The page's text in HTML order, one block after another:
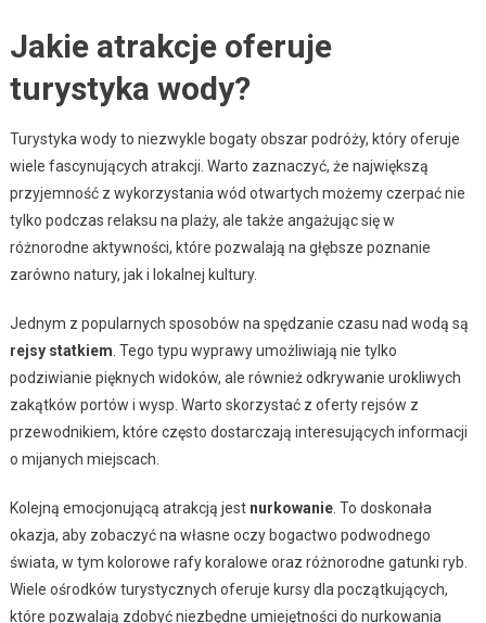
Jakie atrakcje oferuje
turystyka wody?
Turystyka wody to niezwykle bogaty obszar podróży, który oferuje
wiele fascynujących atrakcji. Warto zaznaczyć, że największą
przyjemność z wykorzystania wód otwartych możemy czerpać nie
tylko podczas relaksu na plaży, ale także angażując się w
różnorodne aktywności, które pozwalają na głębsze poznanie
zarówno natury, jak i lokalnej kultury.
Jednym z popularnych sposobów na spędzanie czasu nad wodą są
rejsy statkiem. Tego typu wyprawy umożliwiają nie tylko
podziwianie pięknych widoków, ale również odkrywanie urokliwych
zakątków portów i wysp. Warto skorzystać z oferty rejsów z
przewodnikiem, które często dostarczają interesujących informacji
o mijanych miejscach.
Kolejną emocjonującą atrakcją jest nurkowanie. To doskonała
okazja, aby zobaczyć na własne oczy bogactwo podwodnego
świata, w tym kolorowe rafy koralowe oraz różnorodne gatunki ryb.
Wiele ośrodków turystycznych oferuje kursy dla początkujących,
które pozwalają zdobyć niezbędne umiejętności do nurkowania